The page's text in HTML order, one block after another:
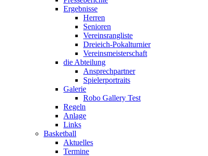
Ergebnisse
Herren
Senioren
Vereinsrangliste
Dreieich-Pokalturnier
Vereinsmeisterschaft
die Abteilung
Ansprechpartner
Spielerportraits
Galerie
Robo Gallery Test
Regeln
Anlage
Links
Basketball
Aktuelles
Termine